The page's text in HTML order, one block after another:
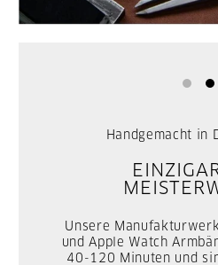
Handgemacht in
Unsere
und Apple Watch
40-120 Minuten und